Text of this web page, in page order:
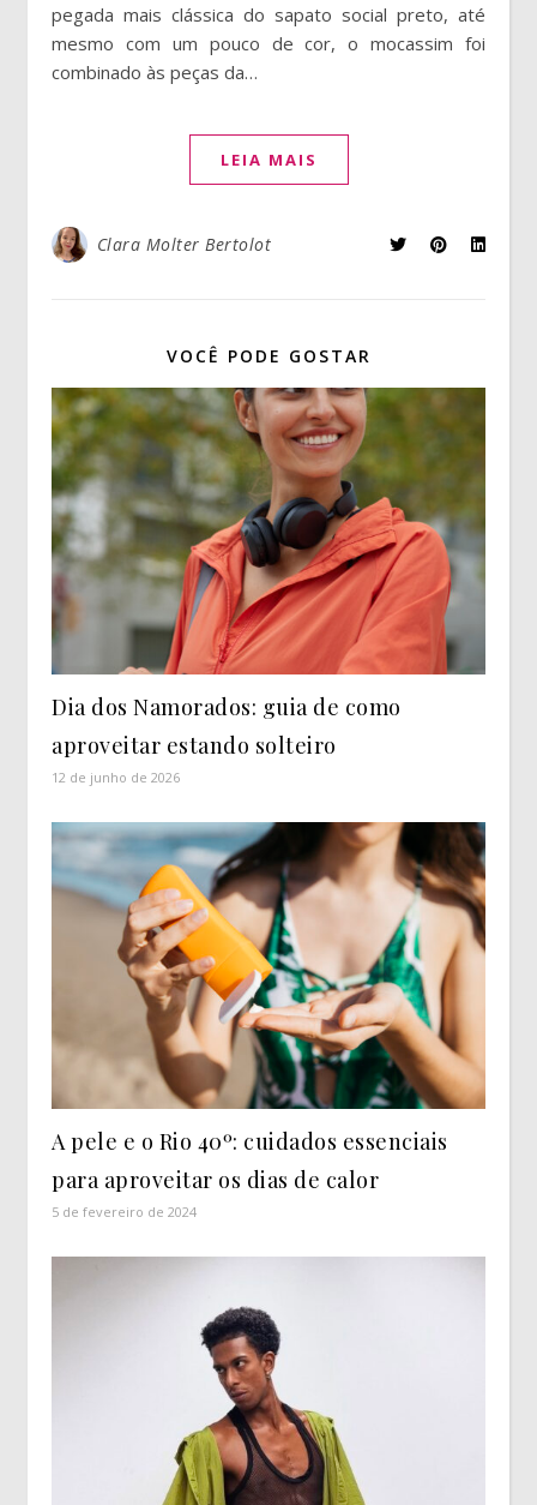
pegada mais clássica do sapato social preto, até
mesmo com um pouco de cor, o mocassim foi
combinado às peças da…
LEIA MAIS
Clara Molter Bertolot
VOCÊ PODE GOSTAR
Dia dos Namorados: guia de como
aproveitar estando solteiro
12 de junho de 2026
A pele e o Rio 40º: cuidados essenciais
para aproveitar os dias de calor
5 de fevereiro de 2024